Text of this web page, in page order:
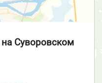
на Суворовском